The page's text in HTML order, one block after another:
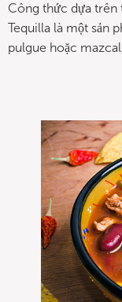
Công thức dựa trên
Tequilla là một sản
pulgue hoặc